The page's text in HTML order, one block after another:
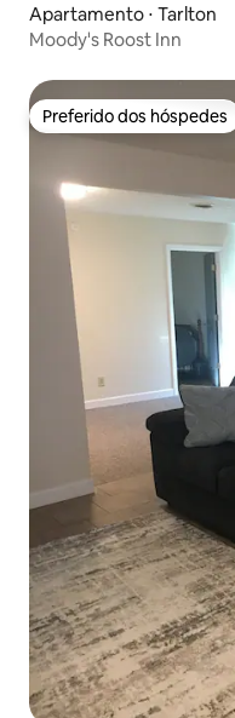
Apartamento ⋅ Tarlton
Moody's Roost Inn
Preferido dos hóspedes
Preferido dos hóspedes